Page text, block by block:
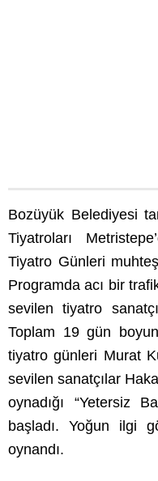
Bozüyük Belediyesi
Tiyatroları
Tiyatro Günleri
Programda acı bir
sevilen tiyatro
Toplam 19 gün
tiyatro günleri Murat
sevilen sanatçılar
oynadığı “Yetersiz
başladı. Yoğun ilgi
oynandı.